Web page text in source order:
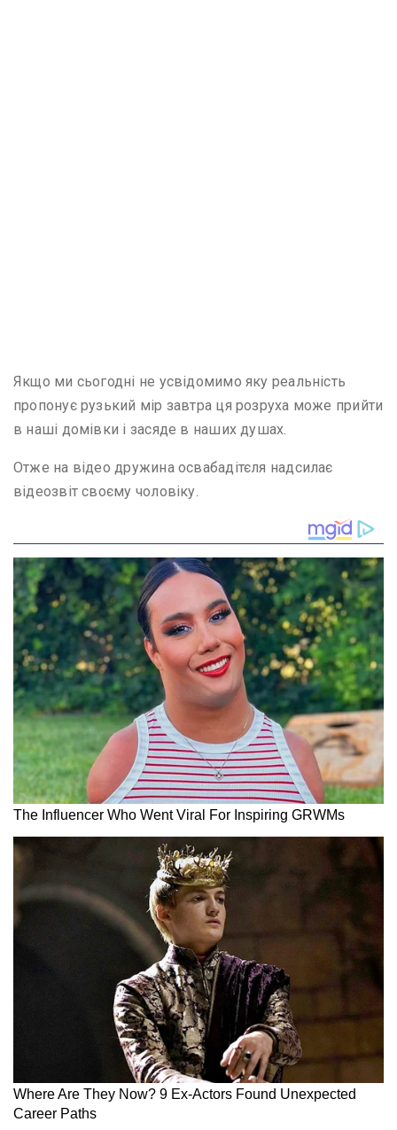
Якщо ми сьогодні не усвідомимо яку реальність
пропонує рузький мір завтра ця розруха може прийти
в наші домівки і засяде в наших душах.
Отже на відео дружина освабадітєля надсилає
відеозвіт своєму чоловіку.